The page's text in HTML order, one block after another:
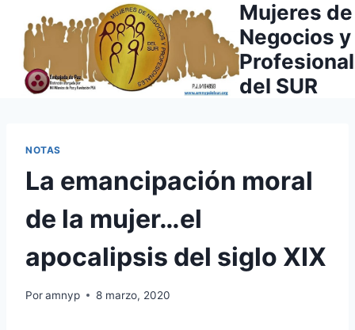
contenido
Mujeres de
Negocios y
del SUR
NOTAS
La emancipación moral
de la mujer…el
apocalipsis del siglo XIX
Poramnyp 8 marzo, 2020